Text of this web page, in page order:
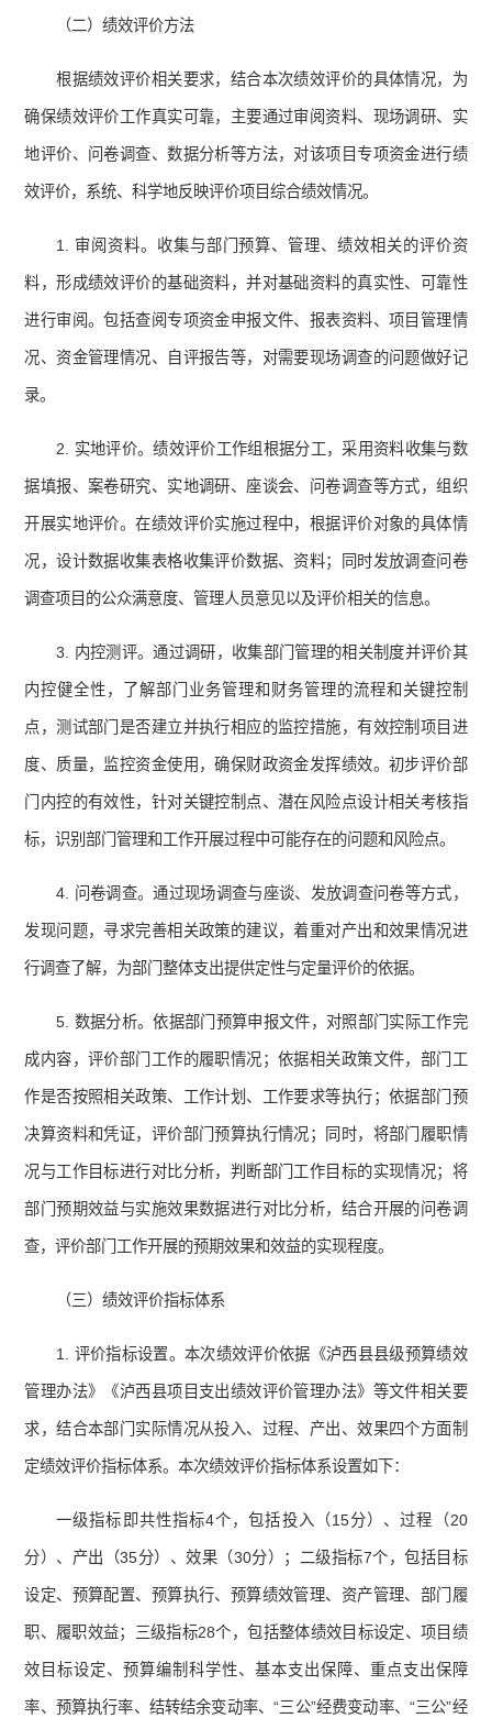
（二）绩效评价方法
根据绩效评价相关要求，结合本次绩效评价的具体情况，为
确保绩效评价工作真实可靠，主要通过审阅资料、现场调研、实
地评价、问卷调查、数据分析等方法，对该项目专项资金进行绩
效评价，系统、科学地反映评价项目综合绩效情况。
1. 审阅资料。收集与部门预算、管理、绩效相关的评价资
料，形成绩效评价的基础资料，并对基础资料的真实性、可靠性
进行审阅。包括查阅专项资金申报文件、报表资料、项目管理情
况、资金管理情况、自评报告等，对需要现场调查的问题做好记
录。
2. 实地评价。绩效评价工作组根据分工，采用资料收集与数
据填报、案卷研究、实地调研、座谈会、问卷调查等方式，组织
开展实地评价。在绩效评价实施过程中，根据评价对象的具体情
况，设计数据收集表格收集评价数据、资料；同时发放调查问卷
调查项目的公众满意度、管理人员意见以及评价相关的信息。
3. 内控测评。通过调研，收集部门管理的相关制度并评价其
内控健全性，了解部门业务管理和财务管理的流程和关键控制
点，测试部门是否建立并执行相应的监控措施，有效控制项目进
度、质量，监控资金使用，确保财政资金发挥绩效。初步评价部
门内控的有效性，针对关键控制点、潜在风险点设计相关考核指
标，识别部门管理和工作开展过程中可能存在的问题和风险点。
4. 问卷调查。通过现场调查与座谈、发放调查问卷等方式，
发现问题，寻求完善相关政策的建议，着重对产出和效果情况进
行调查了解，为部门整体支出提供定性与定量评价的依据。
5. 数据分析。依据部门预算申报文件，对照部门实际工作完
成内容，评价部门工作的履职情况；依据相关政策文件，部门工
作是否按照相关政策、工作计划、工作要求等执行；依据部门预
决算资料和凭证，评价部门预算执行情况；同时，将部门履职情
况与工作目标进行对比分析，判断部门工作目标的实现情况；将
部门预期效益与实施效果数据进行对比分析，结合开展的问卷调
查，评价部门工作开展的预期效果和效益的实现程度。
（三）绩效评价指标体系
1. 评价指标设置。本次绩效评价依据《泸西县县级预算绩效
管理办法》《泸西县项目支出绩效评价管理办法》等文件相关要
求，结合本部门实际情况从投入、过程、产出、效果四个方面制
定绩效评价指标体系。本次绩效评价指标体系设置如下：
一级指标即共性指标4个，包括投入（15分）、过程（20
分）、产出（35分）、效果（30分）；二级指标7个，包括目标
设定、预算配置、预算执行、预算绩效管理、资产管理、部门履
职、履职效益；三级指标28个，包括整体绩效目标设定、项目绩
效目标设定、预算编制科学性、基本支出保障、重点支出保障
率、预算执行率、结转结余变动率、“三公”经费变动率、“三公”经